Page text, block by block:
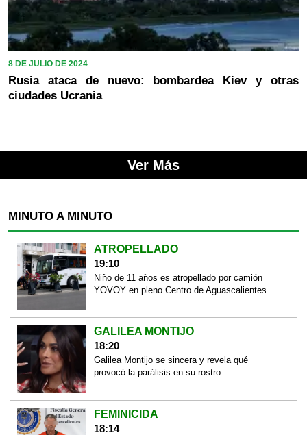
8 DE JULIO DE 2024
Rusia ataca de nuevo: bombardea Kiev y otras
ciudades Ucrania
Ver Más
MINUTO A MINUTO
ATROPELLADO
19:10
Niño de 11 años es atropellado por camión
YOVOY en pleno Centro de Aguascalientes
GALILEA MONTIJO
18:20
Galilea Montijo se sincera y revela qué
provocó la parálisis en su rostro
FEMINICIDA
18:14